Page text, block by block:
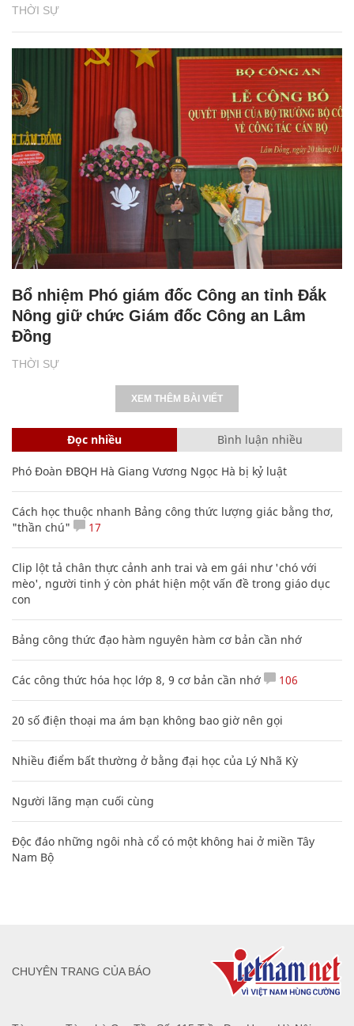
THỜI SỰ
THỜI SỰ
Bổ nhiệm Phó giám đốc Công an tỉnh Đắk
Nông giữ chức Giám đốc Công an Lâm
Đồng
XEM THÊM BÀI VIẾT
Đọc nhiều Bình luận nhiều
Phó Đoàn ĐBQH Hà Giang Vương Ngọc Hà bị kỷ luật
Cách học thuộc nhanh Bảng công thức lượng giác bằng thơ,
"thần chú"
17
Clip lột tả chân thực cảnh anh trai và em gái như 'chó với
mèo', người tinh ý còn phát hiện một vấn đề trong giáo dục
con
Bảng công thức đạo hàm nguyên hàm cơ bản cần nhớ
Các công thức hóa học lớp 8, 9 cơ bản cần nhớ 106
20 số điện thoại ma ám bạn không bao giờ nên gọi
Nhiều điểm bất thường ở bằng đại học của Lý Nhã Kỳ
Người lãng mạn cuối cùng
Độc đáo những ngôi nhà cổ có một không hai ở miền Tây
Nam Bộ
CHUYÊN TRANG CỦA BÁO